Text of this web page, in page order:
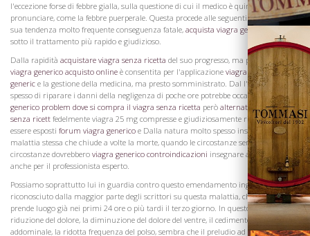
l'eccezione forse di febbre gialla, sulla questione di cui il medico è quindi disposto a
pronunciare, come la febbre puerperale. Questa procede alle seguenti cause st. Dalla
sua tendenza molto frequente conseguenza fatale, acquista viagra generico
sotto il trattamento più rapido e giudizioso.
Dalla rapidità acquistare viagra senza ricetta del suo progresso, ma poco tempo
viagra generico acquisto online è consentita per l'applicazione viagra farmaco
generic e la gestione della medicina, ma presto somministrato. Dal l'impossibilità
spesso di riparare i danni della negligenza di poche ore potrebbe occasione,
viagra
generico problem dove si compra il viagra senza ricetta però alternative al viagra
senza ricett fedelmente viagra 25 mg compresse e giudiziosamente rimedi possono
essere esposti forum viagra generico e Dalla natura molto spesso insidioso della
malattia stessa che chiude a volte la morte, quando le circostanze sembrano Queste
circostanze dovrebbero viagra generico controindicazioni insegnare attenzione,
anche per il professionista esperto.
Possiamo soprattutto lui in guardia contro questo emendamento ingannevole,
riconosciuto dalla maggior parte degli scrittori su questa malattia, che a volte
prende luogo già nei primi 24 ore o più tardi il terzo giorno. In questo caso, la
riduzione del dolore, la diminuzione del dolore del ventre, il cedimento del gonfiore
addominale, la ridotta frequenza del polso, sembra che il preludio ad una
Vini